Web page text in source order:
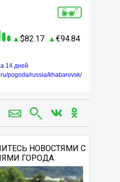
82.17 94.84
14 дней
pogoda/russia/khabarovsk/
НОВОСТЯМИ С
ГОРОДА